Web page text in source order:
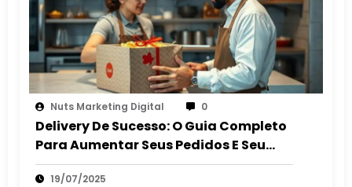
Nuts Marketing Digital 0
Delivery De Sucesso: O Guia Completo
Para Aumentar Seus Pedidos E Seu
Lucro
19/07/2025